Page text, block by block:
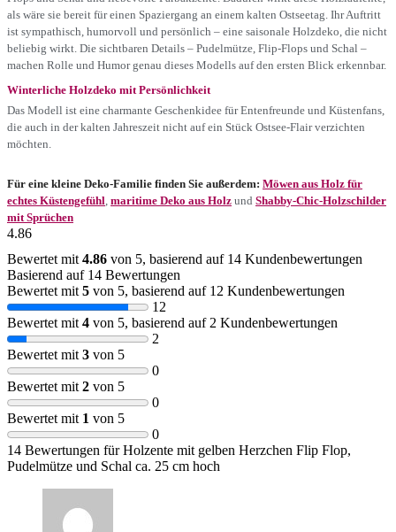
als wäre sie bereit für einen Spaziergang an einem kalten Ostseetag. Ihr Auftritt
ist sympathisch, humorvoll und persönlich – eine saisonale Holzdeko, die nicht
beliebig wirkt. Die sichtbaren Details – Pudelmütze, Flip-Flops und Schal –
machen Rolle und Humor genau dieses Modells auf den ersten Blick erkennbar.
Winterliche Holzdeko mit Persönlichkeit
Das Modell ist eine charmante Geschenkidee für Entenfreunde und Küstenfans,
die auch in der kalten Jahreszeit nicht auf ein Stück Ostsee-Flair verzichten
möchten.
Für eine kleine Deko-Familie finden Sie außerdem: Möwen aus Holz für
echtes Küstengefühl maritime Deko aus Holz und Shabby-Chic-Holzschilder
mit Sprüchen
4.86
Bewertet mit 4.86 von 5, basierend auf 14 Kundenbewertungen
Basierend auf 14 Bewertungen
Bewertet mit 5 von 5, basierend auf 12 Kundenbewertungen
12
Bewertet mit 4 von 5, basierend auf 2 Kundenbewertungen
2
Bewertet mit 3 von 5
0
Bewertet mit 2 von 5
0
Bewertet mit 1 von 5
0
14 Bewertungen fürHolzente mit gelben Herzchen Flip Flop,
Pudelmütze und Schal ca. 25 cm hoch